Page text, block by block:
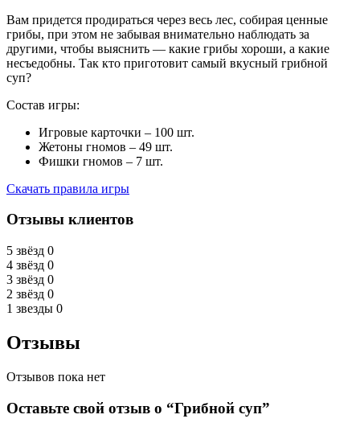
Вам придется продираться через весь лес, собирая ценные
грибы, при этом не забывая внимательно наблюдать за
другими, чтобы выяснить — какие грибы хороши, а какие
несъедобны. Так кто приготовит самый вкусный грибной
суп?
Состав игры:
Игровые карточки – 100 шт.
Жетоны гномов – 49 шт.
Фишки гномов – 7 шт.
Скачать правила игры
Отзывы клиентов
5 звёзд 0
4 звёзд 0
3 звёзд 0
2 звёзд 0
1 звезды 0
Отзывы
Отзывов пока нет
Оставьте свой отзыв о “Грибной суп”